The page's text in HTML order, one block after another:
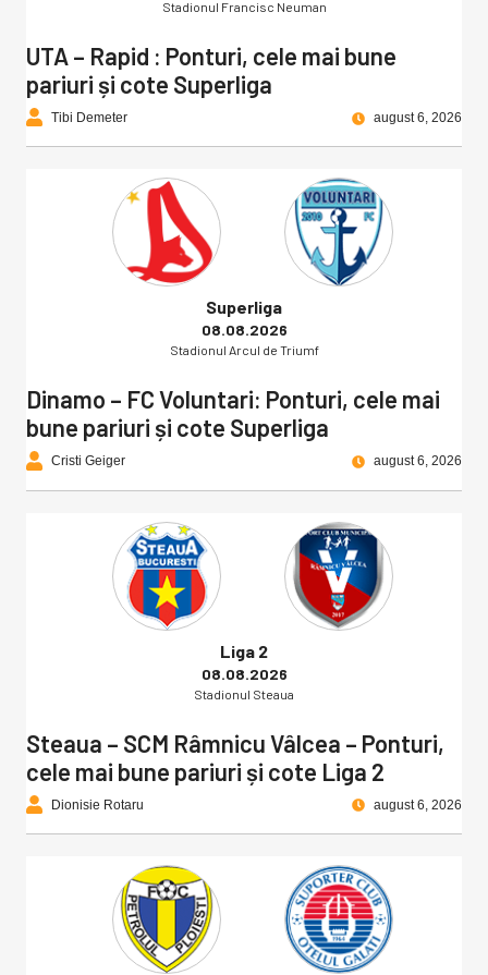
Stadionul Francisc Neuman
UTA – Rapid : Ponturi, cele mai bune
pariuri și cote Superliga
Tibi Demeter august 6, 2026
Superliga
08.08.2026
Stadionul Arcul de Triumf
Dinamo – FC Voluntari: Ponturi, cele mai
bune pariuri și cote Superliga
Cristi Geiger august 6, 2026
Liga 2
08.08.2026
Stadionul Steaua
Steaua – SCM Râmnicu Vâlcea – Ponturi,
cele mai bune pariuri și cote Liga 2
Dionisie Rotaru august 6, 2026